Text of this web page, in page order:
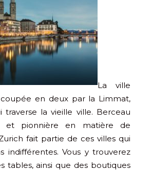
La ville
en deux par la Limmat,
traverse la vieille ville. Berceau
et pionnière en matière de
fait partie de ces villes qui
indifférentes. Vous y trouverez
tables, ainsi que des boutiques